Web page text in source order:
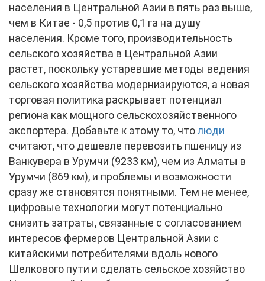
населения в Центральной Азии в пять раз выше,
чем в Китае - 0,5 против 0,1 га на душу
населения. Кроме того, производительность
сельского хозяйства в Центральной Азии
растет, поскольку устаревшие методы ведения
сельского хозяйства модернизируются, а новая
торговая политика раскрывает потенциал
региона как мощного сельскохозяйственного
экспортера. Добавьте к этому то, чтолюди
считают, что дешевле перевозить пшеницу из
Ванкувера в Урумчи (9233 км), чем из Алматы в
Урумчи (869 км), и проблемы и возможности
сразу же становятся понятными. Тем не менее,
цифровые технологии могут потенциально
снизить затраты, связанные с согласованием
интересов фермеров Центральной Азии с
китайскими потребителями вдоль нового
Шелкового пути и сделать сельское хозяйство